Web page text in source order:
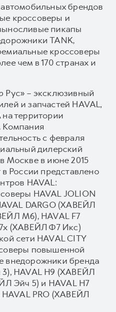
брендов
кроссоверы и
пикапы
TANK,
кроссоверы
чем в 170 странах и
– эксклюзивный
и запчастей HAVAL,
на территории
Компания
с февраля
дилерский
Москве в июне 2015
России представлено
HAVAL:
HAVAL JOLION
DARGO (ХАВЕЙЛ
M6), HAVAL F7
(ХАВЕЙЛ Ф7 Икс)
сети HAVAL CITY
повышенной
внедорожники бренда
HAVAL H9 (ХАВЕЙЛ
Эйч 5) и HAVAL H7
PRO (ХАВЕЙЛ